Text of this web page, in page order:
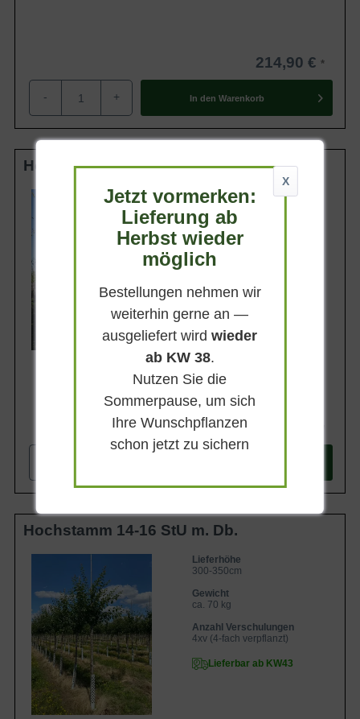
214,90 €
- + In den Warenkorb
Hochstamm 12-14 StU m. Db.
Lieferhöhe
270-320cm
Gewicht
ca. 50 kg
Anzahl Verschulungen
Lieferbar ab KW43
Hochstamm 14-16 StU m. Db.
Lieferhöhe
300-350cm
Gewicht
ca. 70 kg
Anzahl Verschulungen
4xv (4-fach verpflanzt)
Lieferbar ab KW43
X
Jetzt vormerken:
Lieferung ab
Herbst wieder
möglich
Bestellungen nehmen wir
weiterhin gerne an —
ausgeliefert wirdwieder
ab KW 38.
Nutzen Sie die
Sommerpause, um sich
Ihre Wunschpflanzen
schon jetzt zu sichern